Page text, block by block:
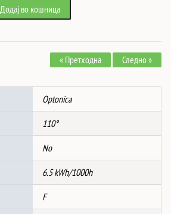
Додај во кошница
« Претходна Следно »
Optonica
110°
No
6.5 kWh/1000h
F